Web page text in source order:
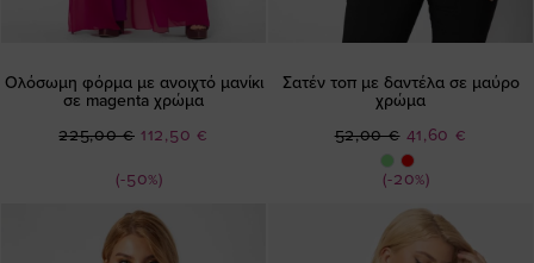
Ολόσωμη φόρμα με ανοιχτό μανίκι
σε magenta χρώμα
(-50%)
Ειδική
112,50 €
225,00 €
Σατέν τοπ με δαντέλα σε μαύρο
χρώμα
(-20%)
Ειδική
Τιμή
41,60 €
52,00 €